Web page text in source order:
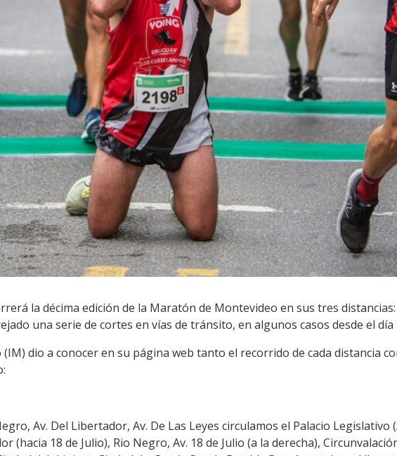
la décima edición de la Maratón de Montevideo en sus tres distancias:
una serie de cortes en vías de tránsito, en algunos casos desde el día
dio a conocer en su página web tanto el recorrido de cada distancia
Av. Del Libertador, Av. De Las Leyes circulamos el Palacio
(hacia 18 de Julio), Rio Negro, Av. 18 de Julio (a la derecha),